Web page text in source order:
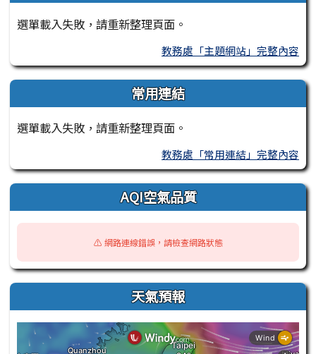
選單載入失敗，請重新整理頁面。
教務處「主題網站」完整內容
常用連結
選單載入失敗，請重新整理頁面。
教務處「常用連結」完整內容
AQI空氣品質
⚠️ 網路連線錯誤，請檢查網路狀態
天氣預報